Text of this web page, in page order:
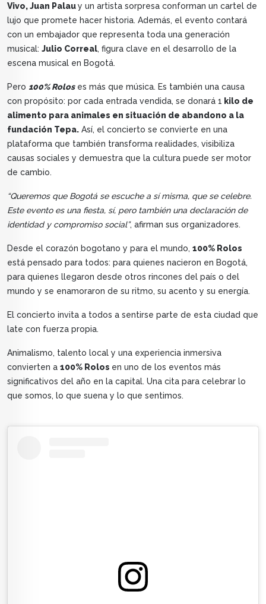
Vivo, Juan Palauy un artista sorpresa conforman un cartel de
lujo que promete hacer historia. Además, el evento contará
con un embajador que representa toda una generación
musical: Julio Correal, figura clave en el desarrollo de la
escena musical en Bogotá.
Pero 100% Roloses más que música. Es también una causa
con propósito: por cada entrada vendida, se donará 1 kilo de
alimento para animales en situación de abandono a la
fundación Tepa. Así, el concierto se convierte en una
plataforma que también transforma realidades, visibiliza
causas sociales y demuestra que la cultura puede ser motor
de cambio.
“Queremos que Bogotá se escuche a sí misma, que se celebre.
Este evento es una fiesta, sí, pero también una declaración de
identidad y compromiso social”, afirman sus organizadores.
Desde el corazón bogotano y para el mundo, 100% Rolos
está pensado para todos: para quienes nacieron en Bogotá,
para quienes llegaron desde otros rincones del país o del
mundo y se enamoraron de su ritmo, su acento y su energía.
El concierto invita a todos a sentirse parte de esta ciudad que
late con fuerza propia.
Animalismo, talento local y una experiencia inmersiva
convierten a 100% Rolos en uno de los eventos más
significativos del año en la capital. Una cita para celebrar lo
que somos, lo que suena y lo que sentimos.